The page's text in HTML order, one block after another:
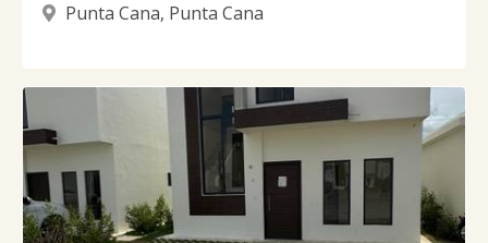
Punta Cana, Punta Cana